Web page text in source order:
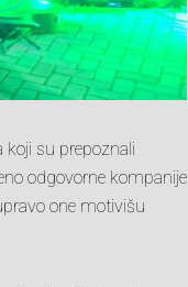
koji su prepoznali
odgovorne kompanije
one motivišu